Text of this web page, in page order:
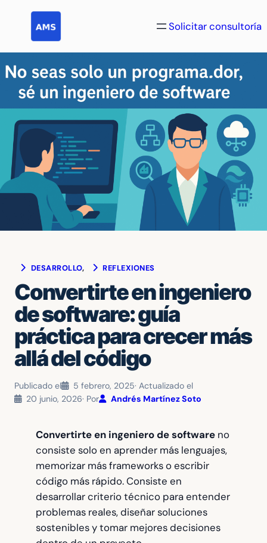
contenido
Solicitar consultoría
DESARROLLO, REFLEXIONES
Convertirte en ingeniero
de software: guía
práctica para crecer más
allá del código
Publicado el 5 febrero, 2025· Actualizado el
20 junio, 2026· Por Andrés Martínez Soto
Convertirte en ingeniero de softwareno
consiste solo en aprender más lenguajes,
memorizar más frameworks o escribir
código más rápido. Consiste en
desarrollar criterio técnico para entender
problemas reales, diseñar soluciones
sostenibles y tomar mejores decisiones